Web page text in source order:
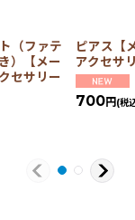
（ファテ
）【メー
セサリー
ピアス【
アクセサ
700円 (税